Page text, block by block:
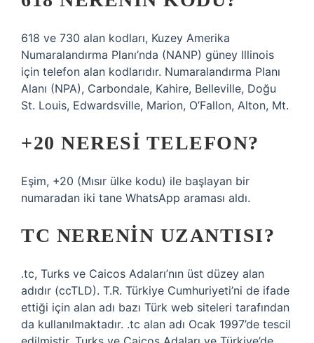
618 ve 730 alan kodları, Kuzey Amerika
Numaralandırma Planı’nda (NANP) güney Illinois
için telefon alan kodlarıdır. Numaralandırma Planı
Alanı (NPA), Carbondale, Kahire, Belleville, Doğu
St. Louis, Edwardsville, Marion, O’Fallon, Alton, Mt.
+20 NERESI TELEFON?
Eşim, +20 (Mısır ülke kodu) ile başlayan bir
numaradan iki tane WhatsApp araması aldı.
TC NERENIN UZANTISI?
.tc, Turks ve Caicos Adaları’nın üst düzey alan
adıdır (ccTLD). T.R. Türkiye Cumhuriyeti’ni de ifade
ettiği için alan adı bazı Türk web siteleri tarafından
da kullanılmaktadır. .tc alan adı Ocak 1997’de tescil